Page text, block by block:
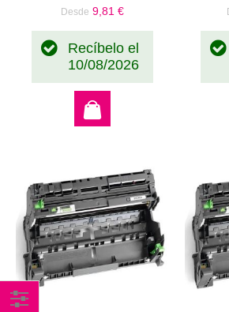
Desde 9,81 €
Recíbelo el
10/08/2026